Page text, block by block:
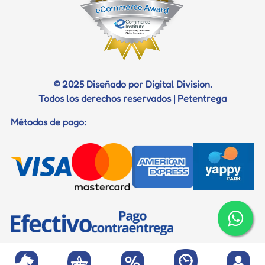
Certificados
Documentos para viaje
© 2025 Diseñado por Digital Division.
Todos los derechos reservados | Petentrega
Métodos de pago: